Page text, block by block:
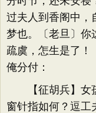
过夫人到香阁中，
梦也。〔老旦〕你
疏虞，怎生是了！
俺分付：
【征胡兵】女孩
窗针指如何？逗工